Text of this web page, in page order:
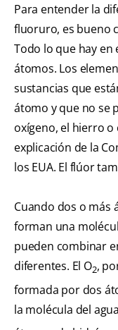
Para entender la
fluoruro, es bueno
Todo lo que hay
átomos. Los
sustancias que
átomo y que no se
oxígeno, el hierro
explicación de la
los EUA. El flúor
Cuando dos o más
forman una
pueden combinar
diferentes. El O2,
formada por dos
la molécula del